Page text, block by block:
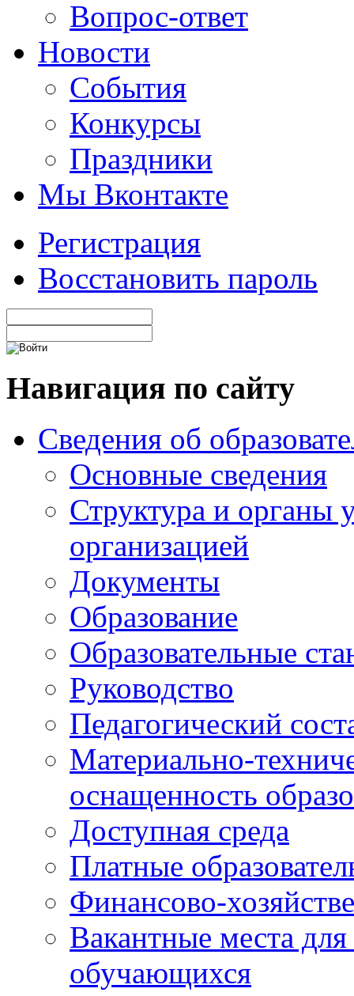
Вопрос-ответ
Новости
События
Конкурсы
Праздники
Мы Вконтакте
Регистрация
Восстановить пароль
Навигация по сайту
Сведения об
Основные сведения
Структура и органы
организацией
Документы
Образование
Образовательные
Руководство
Педагогический
Материально-
оснащенность
Доступная среда
Платные
Финансово-
Вакантные места
обучающихся